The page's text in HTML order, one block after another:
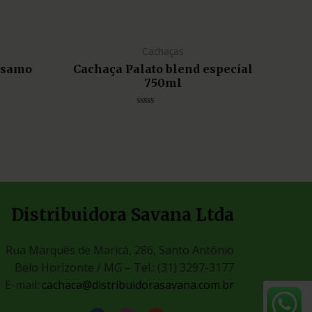
Cachaças
Cachaça Palato blend especial
750ml
Distribuidora Savana Ltda
Rua Marquês de Maricá, 286, Santo Antônio
Belo Horizonte / MG – Tel.: (31) 3297-3177
E-mail: cachaca@distribuidorasavana.com.br